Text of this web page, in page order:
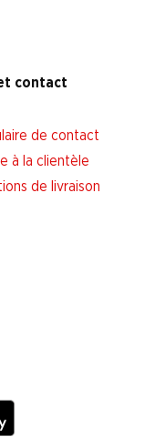
contact
de contact
à la clientèle
de livraison